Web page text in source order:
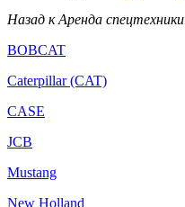
Назад к Аренда спецтехники
BOBCAT
Caterpillar (CAT)
CASE
JCB
Mustang
New Holland